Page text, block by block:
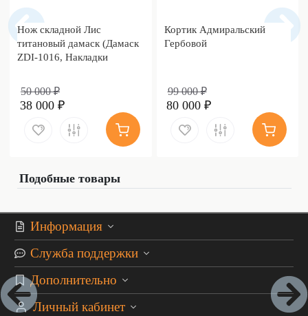
Нож складной Лис
титановый дамаск (Дамаск
ZDI-1016, Накладки
50 000 ₽
38 000 ₽
Кортик Адмиральский
Гербовой
99 000 ₽
80 000 ₽
Подобные товары
Информация
Служба поддержки
Дополнительно
Личный кабинет